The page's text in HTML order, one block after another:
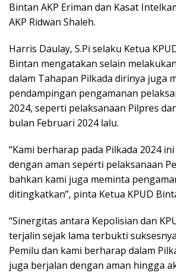
Bintan AKP Eriman dan Kasat
AKP Ridwan Shaleh.
Harris Daulay, S.Pi selaku Ketua
Bintan mengatakan selain
dalam Tahapan Pilkada dirinya juga
pendampingan pengamanan
2024, seperti pelaksanaan Pilpres
bulan Februari 2024 lalu.
“Kami berharap pada Pilkada 2024
dengan aman seperti pelaksanaan
bahkan kami juga meminta
ditingkatkan”, pinta Ketua KPUD
“Sinergitas antara Kepolisian dan
terjalin sejak lama terbukti
Pemilu dan kami berharap dalam
juga berjalan dengan aman hingga